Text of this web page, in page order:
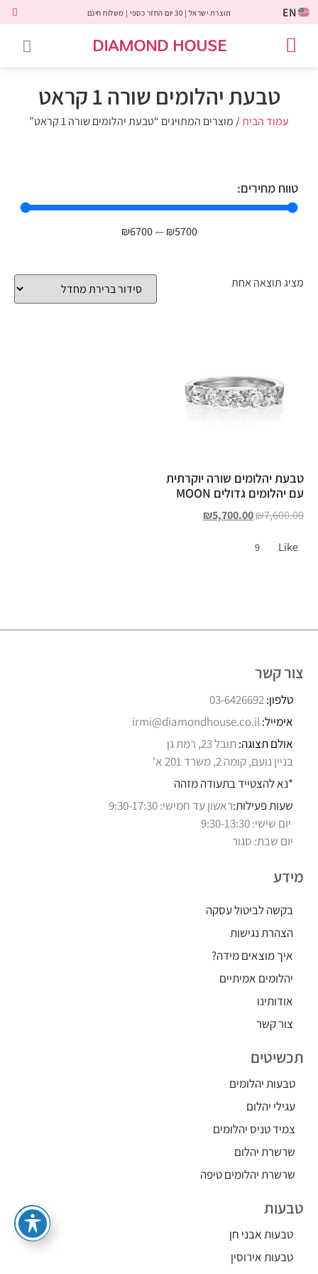
EN תוצרת ישראל | 30 יום החזר כספי | משלוח חינם
DIAMOND HOUSE
טבעת יהלומים שורה 1 קראט
עמוד הבית/ מוצרים המתויגים “טבעת יהלומים שורה 1 קראט”
טווח מחירים:
₪5700
—
₪6700
מציג תוצאה אחת
טבעת יהלומים שורה יוקרתית
עם יהלומים גדולים MOON
₪7,600.00
₪5,700.00
Like
9
צור קשר
טלפון:03-6426692
אימייל:irmi@diamondhouse.co.il
אולם תצוגה: תובל 23, רמת גן
בניין נועם, קומה 2, משרד 201 א'
*נא להצטייד בתעודה מזהה
שעות פעילות:ראשון עד חמישי: 9:30-17:30
יום שישי: 9:30-13:30
יום שבת: סגור
מידע
בקשה לביטול עסקה
הצהרת נגישות
איך מוצאים מידה?
יהלומים אמיתיים
אודותינו
צור קשר
תכשיטים
טבעות יהלומים
עגילי יהלום
צמיד טניס יהלומים
שרשרת יהלום
שרשרת יהלומים טיפה
טבעות
טבעות אבני חן
טבעות אירוסין